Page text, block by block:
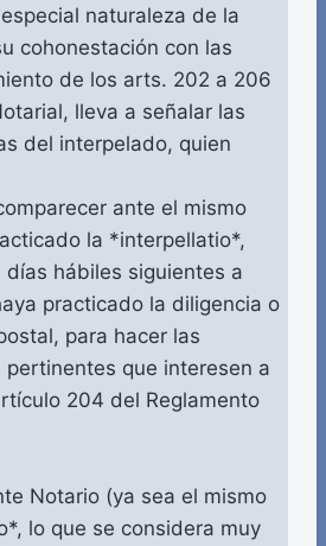
naturaleza de la
cohonestación con las
de los arts. 202 a 206
lleva a señalar las
del interpelado, quien
ante el mismo
la *interpellatio*,
hábiles siguientes a
practicado la diligencia o
para hacer las
pertinentes que interesen a
204 del Reglamento
Notario (ya sea el mismo
lo que se considera muy